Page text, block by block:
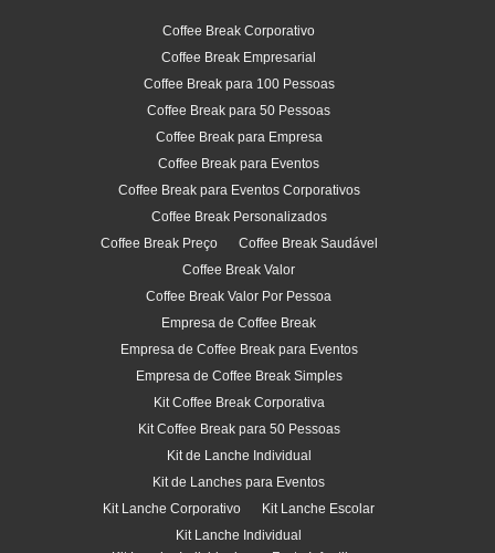
Coffee Break Corporativo
Coffee Break Empresarial
Coffee Break para 100 Pessoas
Coffee Break para 50 Pessoas
Coffee Break para Empresa
Coffee Break para Eventos
Coffee Break para Eventos Corporativos
Coffee Break Personalizados
Coffee Break Preço
Coffee Break Saudável
Coffee Break Valor
Coffee Break Valor Por Pessoa
Empresa de Coffee Break
Empresa de Coffee Break para Eventos
Empresa de Coffee Break Simples
Kit Coffee Break Corporativa
Kit Coffee Break para 50 Pessoas
Kit de Lanche Individual
Kit de Lanches para Eventos
Kit Lanche Corporativo
Kit Lanche Escolar
Kit Lanche Individual